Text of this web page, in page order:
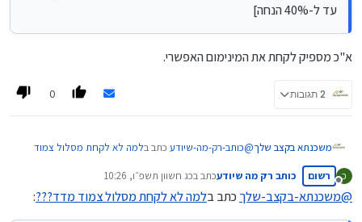
הנחה, לאחר שנתיים 20% וכן הלאה עד ל-40% הנחה]
עד ל-40% הנחה]
א"כ מספיק לקחת את המינימום האפשרי.
2 תגובות 0
משכנתא בקצב שלך@כותב-רק-מה-שיודע כתב בלמה לא לקחת מסלול צמוד
לכן באמת מומלץ היום משתנה לא צמודה שמבחינת
כ
מנותק
רשום כותב רק מה שיודעכתב בכג חשוון תשפ״ו, 10:26
נערך לאחרונה על ידי
@משכנתא-בקצב-שלךכתב בלמה לא לקחת מסלול צמוד מדד???: